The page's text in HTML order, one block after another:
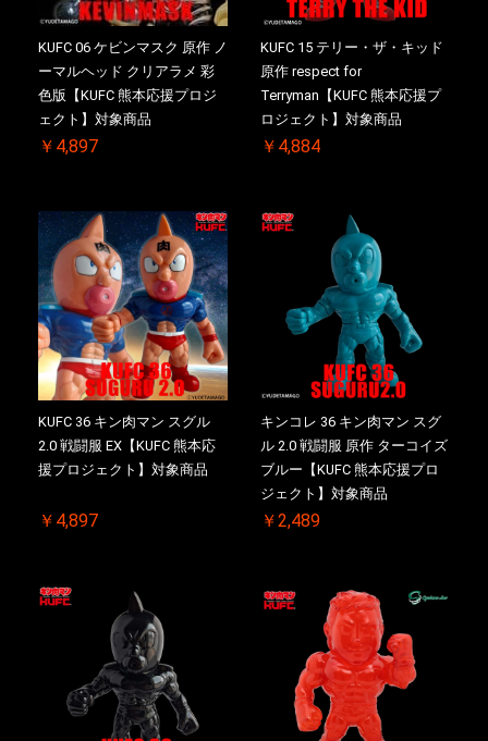
KUFC 06 ケビンマスク 原作 ノ
ーマルヘッド クリアラメ 彩
色版【KUFC 熊本応援プロジ
ェクト】対象商品
￥4,897
KUFC 15 テリー・ザ・キッド
原作 respect for
Terryman【KUFC 熊本応援プ
ロジェクト】対象商品
￥4,884
KUFC 36 キン肉マン スグル
2.0 戦闘服 EX【KUFC 熊本応
援プロジェクト】対象商品
￥4,897
キンコレ 36 キン肉マン スグ
ル 2.0 戦闘服 原作 ターコイズ
ブルー【KUFC 熊本応援プロ
ジェクト】対象商品
￥2,489